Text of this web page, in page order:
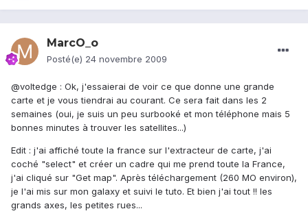
MarcO_o
Posté(e) 24 novembre 2009
@voltedge : Ok, j'essaierai de voir ce que donne une grande
carte et je vous tiendrai au courant. Ce sera fait dans les 2
semaines (oui, je suis un peu surbooké et mon téléphone mais 5
bonnes minutes à trouver les satellites...)
Edit : j'ai affiché toute la france sur l'extracteur de carte, j'ai
coché "select" et créer un cadre qui me prend toute la France,
j'ai cliqué sur "Get map". Après téléchargement (260 MO environ),
je l'ai mis sur mon galaxy et suivi le tuto. Et bien j'ai tout !! les
grands axes, les petites rues...